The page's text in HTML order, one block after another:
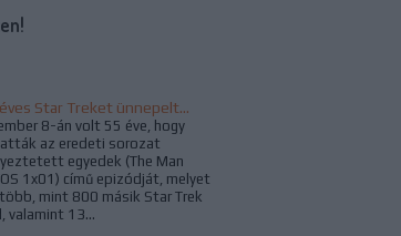
Az 55 éves Star Treket ünnepelték az alkotók és a rajongók
8-án volt 55 éve, hogy
az eredeti sorozat
egyedek (The Man
1x01) című epizódját, melyet
mint 800 másik Star Trek
valamint 13...